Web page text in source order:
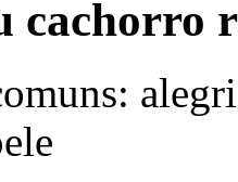
cachorro